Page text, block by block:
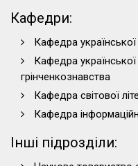
Кафедри:
Кафедра
Кафедра української
грінченкознавства
Кафедра світової
Кафедра
Інші підрозділи: